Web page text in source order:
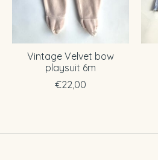
Vintage Velvet bow
playsuit 6m
€22,00